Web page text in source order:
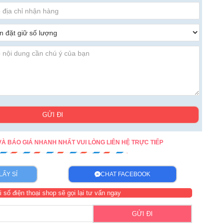
GIÁ CHỈ TỪ 45K
BÁO GIÁ NHANH NHẤT VUI LÒNG LIÊN HỆ TRỰC TIẾP
SỈ CHAT FACEBOOK
số điện thoại shop sẽ gọi lại tư vấn ngay
GỬI ĐI
GỬI ĐI